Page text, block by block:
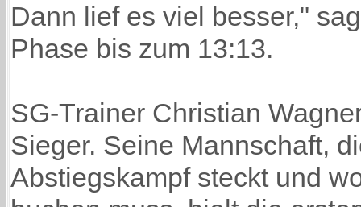
Dann lief es viel besser,"
Phase bis zum 13:13.
SG-Trainer Christian
Sieger. Seine Mannschaft,
Abstiegskampf steckt und